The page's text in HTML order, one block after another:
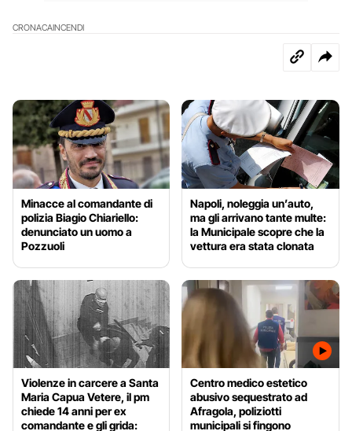
CRONACAINCENDI
Minacce al comandante di
polizia Biagio Chiariello:
denunciato un uomo a
Pozzuoli
Napoli, noleggia un’auto,
ma gli arrivano tante multe:
la Municipale scopre che la
vettura era stata clonata
Violenze in carcere a Santa
Maria Capua Vetere, il pm
chiede 14 anni per ex
comandante e gli grida:
Centro medico estetico
abusivo sequestrato ad
Afragola, poliziotti
municipali si fingono